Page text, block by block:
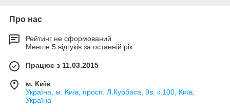
Про нас
Рейтинг не сформований
Менше 5 відгуків за останній рік
Працює з 11.03.2015
м. Київ
Україна, м. Київ, просп. Л.Курбаса, 9в, к.100, Київ,
Україна